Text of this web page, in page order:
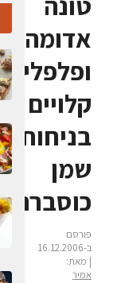
אדומה
ופלפלים
קלויים
בניחוח
שמן
כוסברה
פורסם
ב-16.12.2006
| מאת:
אמיר